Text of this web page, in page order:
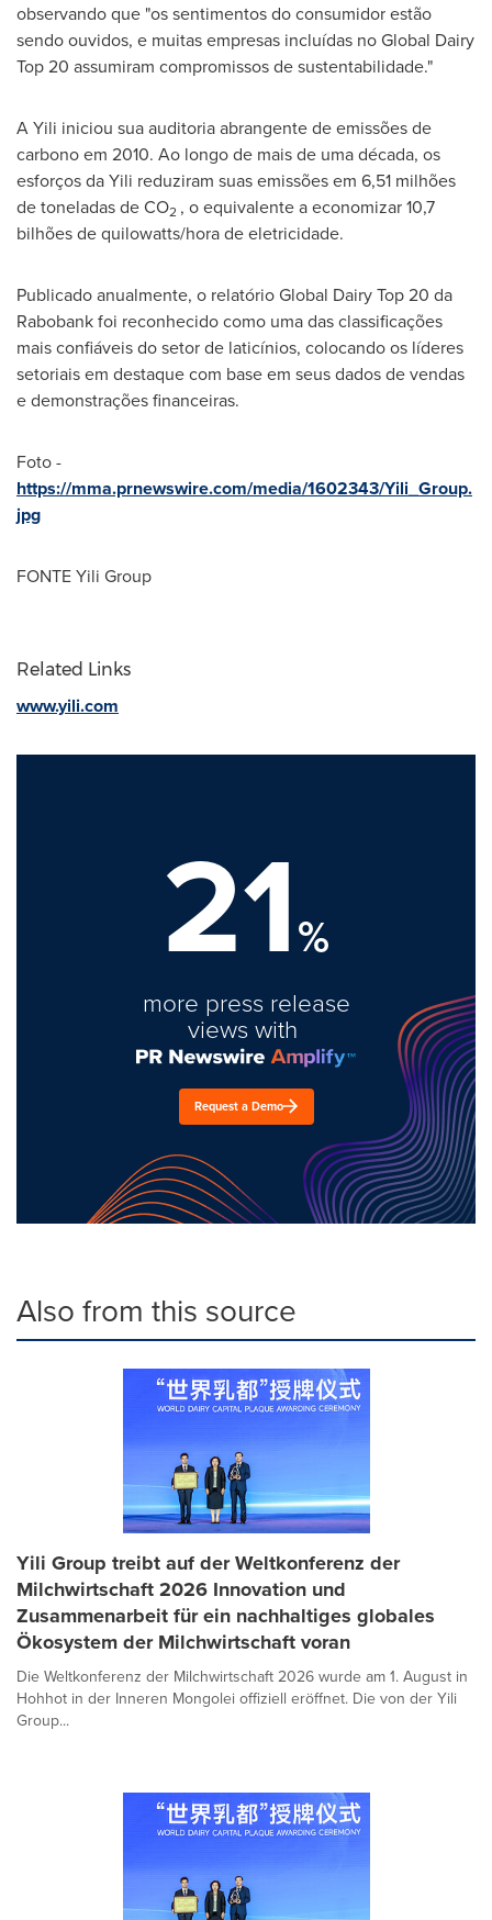
observando que "os sentimentos do consumidor estão
sendo ouvidos, e muitas empresas incluídas no Global Dairy
Top 20 assumiram compromissos de sustentabilidade."
A Yili iniciou sua auditoria abrangente de emissões de
carbono em 2010. Ao longo de mais de uma década, os
esforços da Yili reduziram suas emissões em 6,51 milhões
de toneladas de CO2 , o equivalente a economizar 10,7
bilhões de quilowatts/hora de eletricidade.
Publicado anualmente, o relatório Global Dairy Top 20 da
Rabobank foi reconhecido como uma das classificações
mais confiáveis do setor de laticínios, colocando os líderes
setoriais em destaque com base em seus dados de vendas
e demonstrações financeiras.
Foto -
https://mma.prnewswire.com/media/1602343/Yili_Group.
jpg
FONTE Yili Group
Related Links
www.yili.com
21%
more press release
views with
Request a Demo
Also from this source
Yili Group treibt auf der Weltkonferenz der
Milchwirtschaft 2026 Innovation und
Zusammenarbeit für ein nachhaltiges globales
Ökosystem der Milchwirtschaft voran
Die Weltkonferenz der Milchwirtschaft 2026 wurde am 1. August in
Hohhot in der Inneren Mongolei offiziell eröffnet. Die von der Yili
Group...